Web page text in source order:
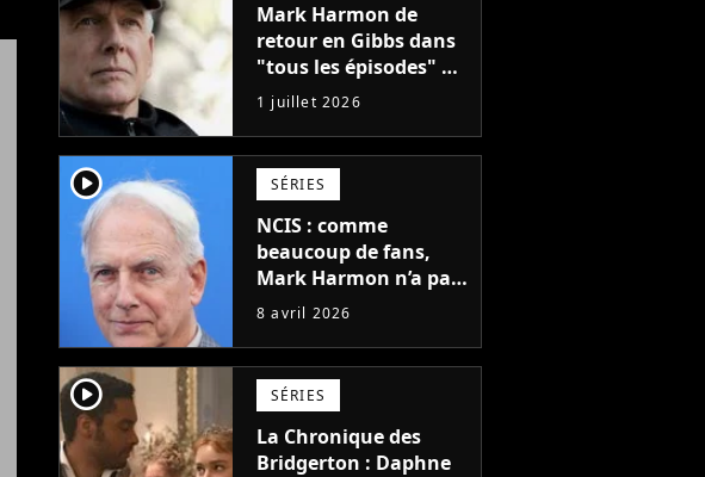
Mark Harmon de
retour en Gibbs dans
"tous les épisodes" de
la future saison 3 de
NCIS : Origins, un
gros mystère sera
dévoilé
1 juillet 2026
player2 SÉRIES
NCIS : comme
beaucoup de fans,
Mark Harmon n’a pas
compris la disparition
principal après 19 ans
8 avril 2026
player2 SÉRIES
La Chronique des
Bridgerton : Daphne